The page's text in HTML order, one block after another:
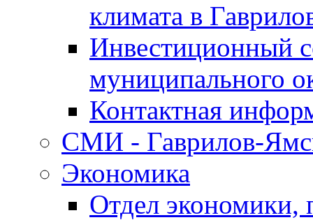
климата в
Инвестиционный
муниципального
Контактная
СМИ - Гаврилов-
Экономика
Отдел экономики,